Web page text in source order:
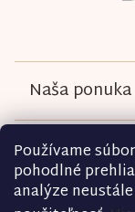
Používame
pohodlné
analýze
Naša ponuka
Informácie